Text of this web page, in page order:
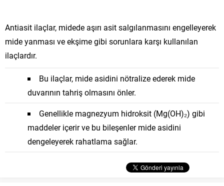
Antiasit ilaçlar, midede aşırı asit salgılanmasını engelleyerek
mide yanması ve ekşime gibi sorunlara karşı kullanılan
ilaçlardır.
Bu ilaçlar, mide asidini nötralize ederek mide
duvarının tahriş olmasını önler.
Genellikle magnezyum hidroksit (Mg(OH)₂) gibi
maddeler içerir ve bu bileşenler mide asidini
dengeleyerek rahatlama sağlar.